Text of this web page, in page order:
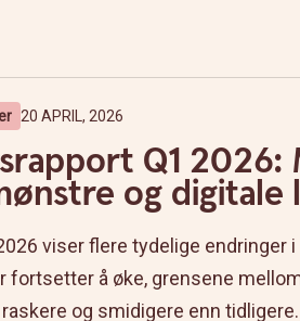
20 APRIL, 2026
Q1 2026:
og
viser flere tydelige endringer
fortsetter å øke, grensene
og smidigere enn